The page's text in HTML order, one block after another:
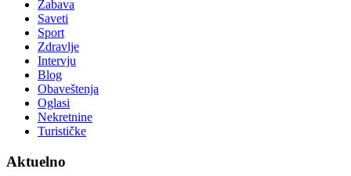
Zabava
Saveti
Sport
Zdravlje
Intervju
Blog
Obaveštenja
Oglasi
Nekretnine
Turističke
Aktuelno